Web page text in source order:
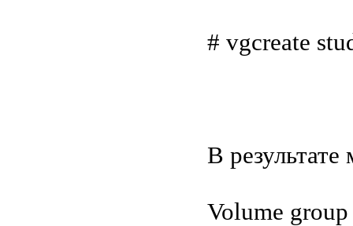
# vgcreate
В
Volume